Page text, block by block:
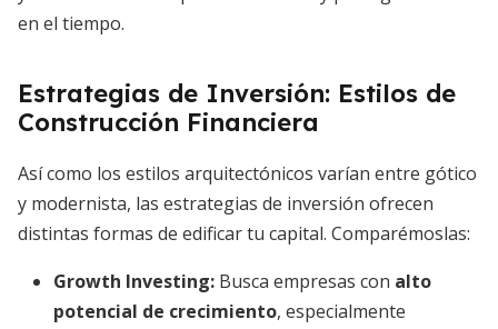
en el tiempo.
Estrategias de Inversión: Estilos de
Construcción Financiera
Así como los estilos arquitectónicos varían entre gótico
y modernista, las estrategias de inversión ofrecen
distintas formas de edificar tu capital. Comparémoslas:
Growth Investing: Busca empresas con alto
potencial de crecimiento, especialmente